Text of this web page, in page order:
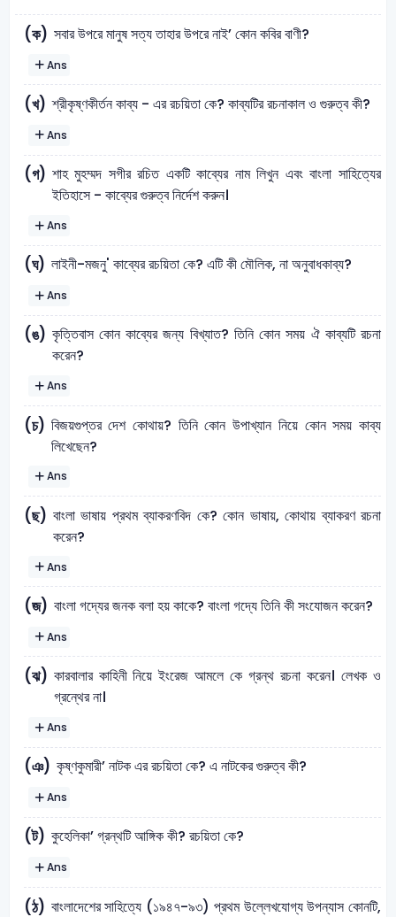
(ক) সবার উপরে মানুষ সত্য তাহার উপরে নাই’ কোন কবির বাণী?
Ans
(খ) শ্রীকৃষ্ণকীর্তন কাব্য - এর রচয়িতা কে? কাব্যটির রচনাকাল ও গুরুত্ব কী?
Ans
(গ) শাহ মুহম্মদ সগীর রচিত একটি কাব্যের নাম লিখুন এবং বাংলা সাহিত্যের
ইতিহাসে - কাব্যের গুরুত্ব নির্দেশ করুন।
Ans
(ঘ) লাইনী-মজনু' কাব্যের রচয়িতা কে? এটি কী মৌলিক, না অনুবাধকাব্য?
Ans
(ঙ) কৃত্তিবাস কোন কাব্যের জন্য বিখ্যাত? তিনি কোন সময় ঐ কাব্যটি রচনা
করেন?
Ans
(চ) বিজয়গুপ্তর দেশ কোথায়? তিনি কোন উপাখ্যান নিয়ে কোন সময় কাব্য
লিখেছেন?
Ans
(ছ) বাংলা ভাষায় প্রথম ব্যাকরণবিদ কে? কোন ভাষায়, কোথায় ব্যাকরণ রচনা
করেন?
Ans
(জ) বাংলা গদ্যের জনক বলা হয় কাকে? বাংলা গদ্যে তিনি কী সংযােজন করেন?
Ans
(ঝ) কারবালার কাহিনী নিয়ে ইংরেজ আমলে কে গ্রন্থ রচনা করেন। লেখক ও
গ্রন্থের না।
Ans
(ঞ) কৃষ্ণকুমারী’ নাটক এর রচয়িতা কে? এ নাটকের গুরুত্ব কী?
Ans
(ট) কুহেলিকা’ গ্রন্থটি আঙ্গিক কী? রচয়িতা কে?
Ans
(ঠ) বাংলাদেশের সাহিত্যে (১৯৪৭-৯৩) প্রথম উল্লেখযােগ্য উপন্যাস কোনটি,